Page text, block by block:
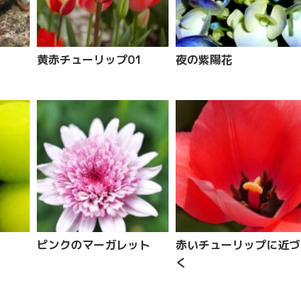
黄赤チューリップ01 夜の紫陽花
ピンクのマーガレット
赤いチューリップに近づ
く